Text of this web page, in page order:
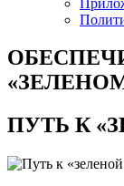
ПУТЬ К